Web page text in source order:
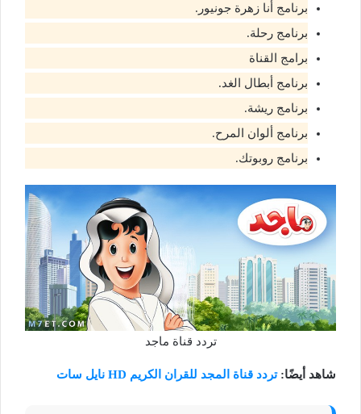
برنامج أنا زهرة جونيور.
برنامج رحلة.
برامج القناة
برنامج أبطال الغد.
برنامج ريشة.
برنامج ألوان المرح.
برنامج روبوتك.
تردد قناة ماجد
شاهد أيضًا:تردد قناة المجد للقران الكريم HD نايل سات